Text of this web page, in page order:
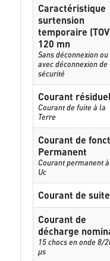
Caractéristique
surtension
temporaire
120 mn
Sans déconnexion ou
avec déconnexion de
sécurité
Courant
Courant de fuite à la
Terre
Courant de
Permanent
Courant permanent à
Uc
Courant de suite
Courant de
décharge
15 chocs en onde 8/
µs